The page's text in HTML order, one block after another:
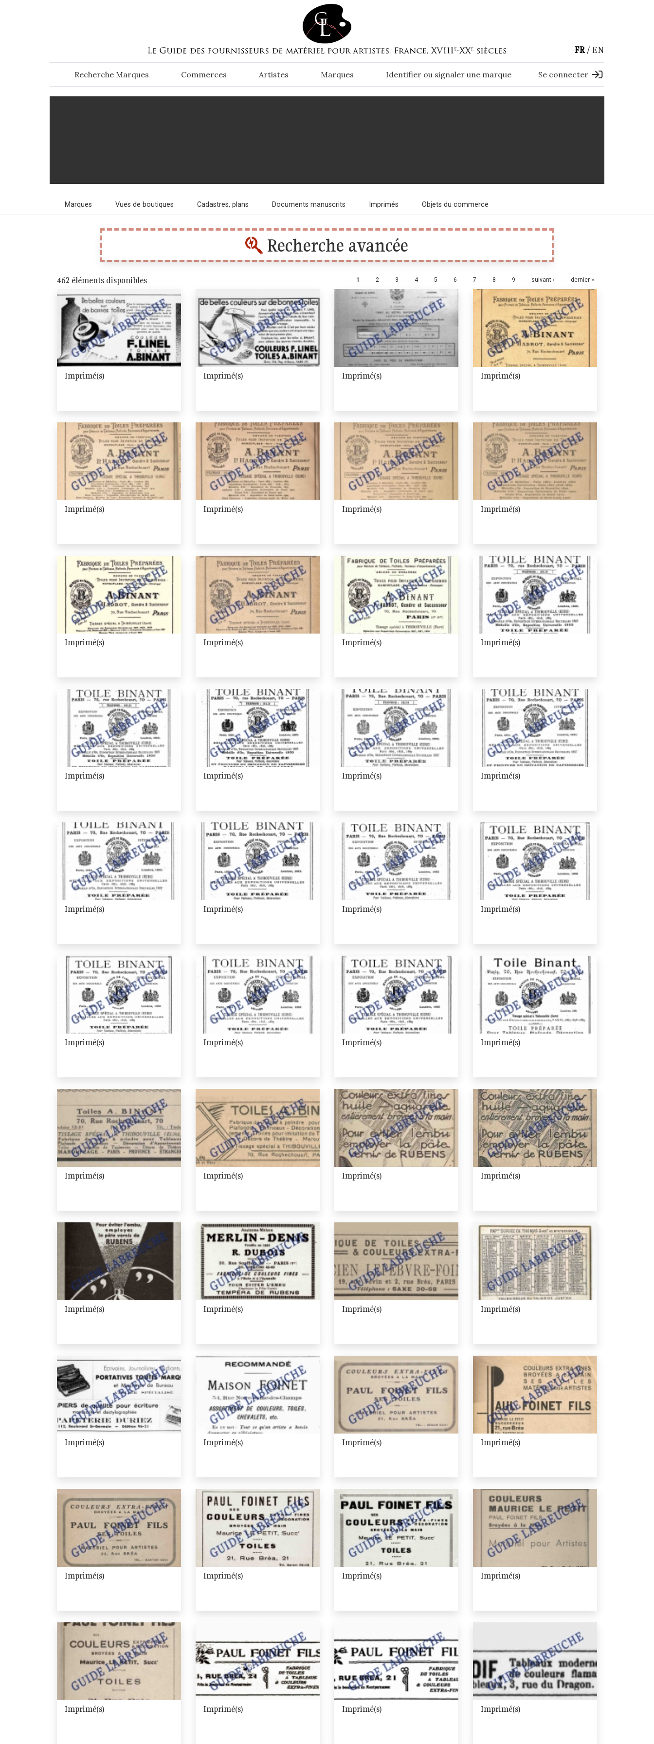
FR EN
Recherche Marques Commerces Artistes Marques Identifier ou signaler une marque Se connecter
Marques Vues de boutiques Cadastres, plans Documents manuscrits Imprimés Objets du commerce
Recherche avancée
462 éléments disponibles Pages
1 2 3 4 5 6 7 8 9 suivant › dernier »
Imprimé(s) Imprimé(s) Imprimé(s) Imprimé(s)
Imprimé(s) Imprimé(s) Imprimé(s) Imprimé(s)
Imprimé(s) Imprimé(s) Imprimé(s) Imprimé(s)
Imprimé(s) Imprimé(s) Imprimé(s) Imprimé(s)
Imprimé(s) Imprimé(s) Imprimé(s) Imprimé(s)
Imprimé(s) Imprimé(s) Imprimé(s) Imprimé(s)
Imprimé(s) Imprimé(s) Imprimé(s) Imprimé(s)
Imprimé(s) Imprimé(s) Imprimé(s) Imprimé(s)
Imprimé(s) Imprimé(s) Imprimé(s) Imprimé(s)
Imprimé(s) Imprimé(s) Imprimé(s) Imprimé(s)
Imprimé(s) Imprimé(s) Imprimé(s) Imprimé(s)